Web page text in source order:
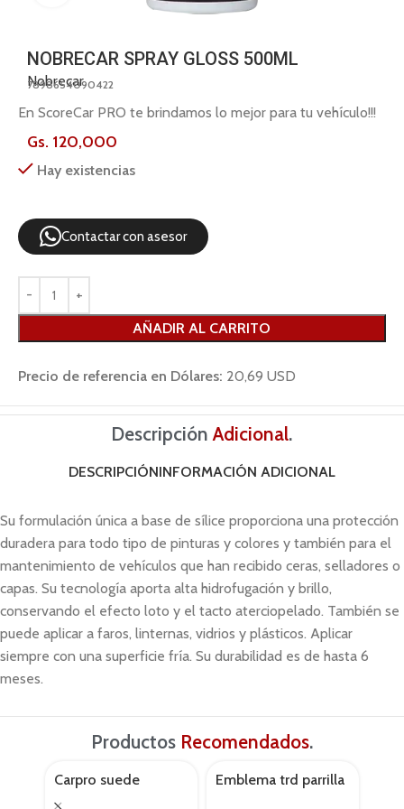
NOBRECAR SPRAY GLOSS 500ML
Nobrecar
7898654090422
En ScoreCar PRO te brindamos lo mejor para tu vehículo!!!
Gs. 120,000
Hay existencias
Contactar con asesor
AÑADIR AL CARRITO
Precio de referencia en Dólares: 20,69 USD
DescripciónAdicional.
DESCRIPCIÓNINFORMACIÓN ADICIONAL
Su formulación única a base de sílice proporciona una protección
duradera para todo tipo de pinturas y colores y también para el
mantenimiento de vehículos que han recibido ceras, selladores o
capas. Su tecnología aporta alta hidrofugación y brillo,
conservando el efecto loto y el tacto aterciopelado. También se
puede aplicar a faros, linternas, vidrios y plásticos. Aplicar
siempre con una superficie fría. Su durabilidad es de hasta 6
meses.
Productos Recomendados.
AGOTADO
Carpro suede AGOTADO
Emblema trd parrilla